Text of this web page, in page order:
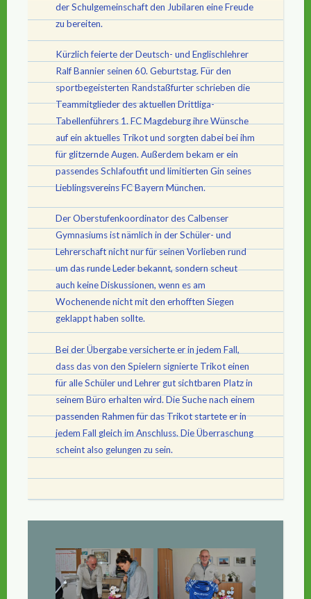
der Schulgemeinschaft den Jubilaren eine Freude
zu bereiten.
Kürzlich feierte der Deutsch- und Englischlehrer
Ralf Bannier seinen 60. Geburtstag. Für den
sportbegeisterten Randstaßfurter schrieben die
Teammitglieder des aktuellen Drittliga-
Tabellenführers 1. FC Magdeburg ihre Wünsche
auf ein aktuelles Trikot und sorgten dabei bei ihm
für glitzernde Augen. Außerdem bekam er ein
passendes Schlafoutfit und limitierten Gin seines
Lieblingsvereins FC Bayern München.
Der Oberstufenkoordinator des Calbenser
Gymnasiums ist nämlich in der Schüler- und
Lehrerschaft nicht nur für seinen Vorlieben rund
um das runde Leder bekannt, sondern scheut
auch keine Diskussionen, wenn es am
Wochenende nicht mit den erhofften Siegen
geklappt haben sollte.
Bei der Übergabe versicherte er in jedem Fall,
dass das von den Spielern signierte Trikot einen
für alle Schüler und Lehrer gut sichtbaren Platz in
seinem Büro erhalten wird. Die Suche nach einem
passenden Rahmen für das Trikot startete er in
jedem Fall gleich im Anschluss. Die Überraschung
scheint also gelungen zu sein.